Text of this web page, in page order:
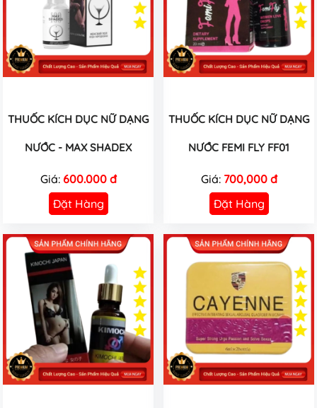
THUỐC KÍCH DỤC NỮ DẠNG
NƯỚC - MAX SHADEX
Giá: 600.000 đ
Đặt Hàng
THUỐC KÍCH DỤC NỮ DẠNG
NƯỚC FEMI FLY FF01
Giá: 700,000 đ
Đặt Hàng